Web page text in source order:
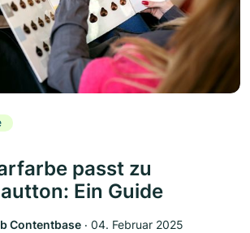
passt zu
Ein Guide
Contentbase ‧ 04. Februar 2025